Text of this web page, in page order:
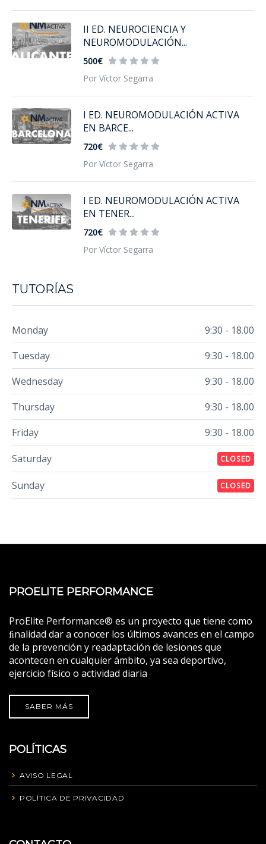
II ED. NEUROCIENCIA Y
NEUROMODULACIÓN...
500€
Por Víctor Segarra
I ED. NEUROMODULACIÓN ACTIVA
EN BARCE...
720€
Por Víctor Segarra
I ED. NEUROMODULACIÓN ACTIVA
EN TENER...
720€
Por Víctor Segarra
TUTORÍAS
Monday
9:30 - 18.00
Tuesday
9:30 - 18.00
Wednesday
9:30 - 18.00
Thursday
9:30 - 18.00
Friday
9:30 - 18.00
Saturday
CLOSED
Sunday CLOSED
PROELITE PERFORMANCE
ProElite Performance® es un proyecto que tiene como
ﬁnalidad dar a conocer los últimos avances en el campo
de la prevención y readaptación de lesiones que
acontecen en cualquier ámbito, ya sea deportivo,
ejercicio físico o actividad diaria
SABER MÁS
POLÍTICAS
AVISO LEGAL
POLÍTICA DE PRIVACIDAD